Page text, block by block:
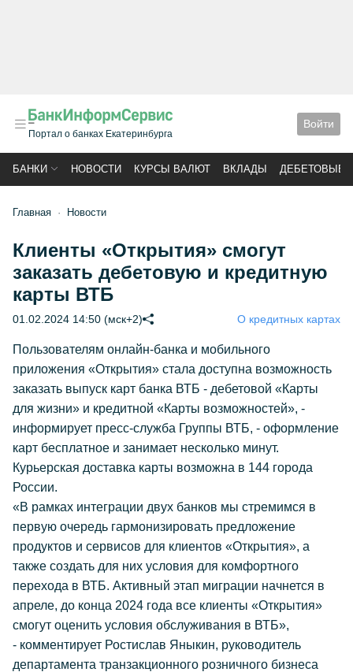
Портал о банках Екатеринбурга
Войти
БАНКИ НОВОСТИ КУРСЫ ВАЛЮТ ВКЛАДЫ ДЕБЕТОВЫЕ
Главная Новости
Клиенты «Открытия» смогут
заказать дебетовую и кредитную
карты ВТБ
01.02.2024 14:50 (мск+2) О кредитных картах
Пользователям онлайн-банка и мобильного
приложения «Открытия» стала доступна возможность
заказать выпуск карт банка ВТБ - дебетовой «Карты
для жизни» и кредитной «Карты возможностей», -
информирует пресс-служба Группы ВТБ, - оформление
карт бесплатное и занимает несколько минут.
Курьерская доставка карты возможна в 144 города
России.
«В рамках интеграции двух банков мы стремимся в
первую очередь гармонизировать предложение
продуктов и сервисов для клиентов «Открытия», а
также создать для них условия для комфортного
перехода в ВТБ. Активный этап миграции начнется в
апреле, до конца 2024 года все клиенты «Открытия»
смогут оценить условия обслуживания в ВТБ»,
- комментирует Ростислав Яныкин, руководитель
департамента транзакционного розничного бизнеса